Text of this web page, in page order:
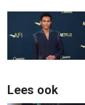
Lees ook